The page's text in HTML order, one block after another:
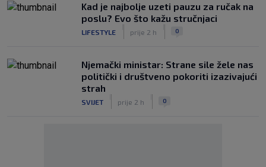
Kad je najbolje uzeti pauzu za ručak na
poslu? Evo što kažu stručnjaci
LIFESTYLE prije 2 h 0
Njemački ministar: Strane sile žele nas
politički i društveno pokoriti izazivajući
strah
SVIJET prije 2 h 0